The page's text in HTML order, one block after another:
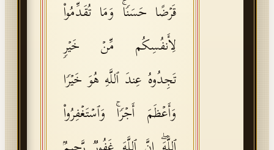
قَرۡضًا حَسَنࣰاۚ وَمَا تُقَدِّمُوا۟
لِأَنفُسِكُم مِّنۡ خَیۡرࣲ
تَجِدُوهُ عِندَ ٱللَّهِ هُوَ خَیۡرࣰا
وَأَعۡظَمَ أَجۡرࣰاۚ وَٱسۡتَغۡفِرُوا۟